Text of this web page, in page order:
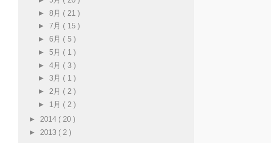
►8月 ( 21 )
►7月 ( 15 )
► 6月 ( 5 )
► 5月 ( 1 )
►4月 ( 3 )
►3月 ( 1 )
► 2月 ( 2 )
► 1月 ( 2 )
► 2014 ( 20 )
► 2013 ( 2 )